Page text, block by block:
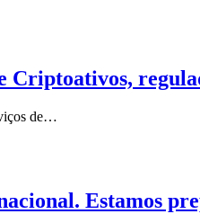
Criptoativos,
de…
Estamos